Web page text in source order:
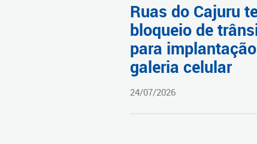
Ruas do Cajuru
bloqueio de
para
galeria celular
24/07/2026